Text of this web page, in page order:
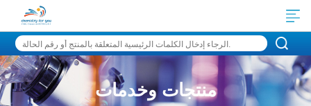
منتجات وخدمات